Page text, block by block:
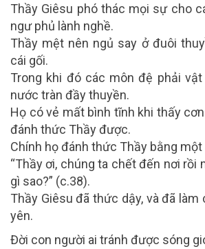
Thầy Giêsu phó thác mọi sự cho
ngư phủ lành nghề.
Thầy mệt nên ngủ say ở đuôi
cái gối.
Trong khi đó các môn đệ phải
nước tràn đầy thuyền.
Họ có vẻ mất bình tĩnh khi thấy
đánh thức Thầy được.
Chính họ đánh thức Thầy bằng
“Thầy ơi, chúng ta chết đến nơi rồi
gì sao?” (c.38).
Thầy Giêsu đã thức dậy, và đã làm
yên.
Đời con người ai tránh được sóng